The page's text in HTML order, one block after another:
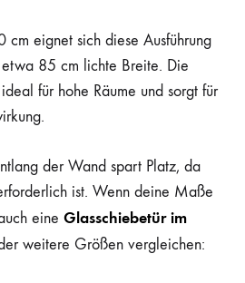
eignet sich diese Ausführung
85 cm lichte Breite. Die
für hohe Räume und sorgt für
der Wand spart Platz, da
ist. Wenn deine Maße
eine Glasschiebetür im
weitere Größen vergleichen: